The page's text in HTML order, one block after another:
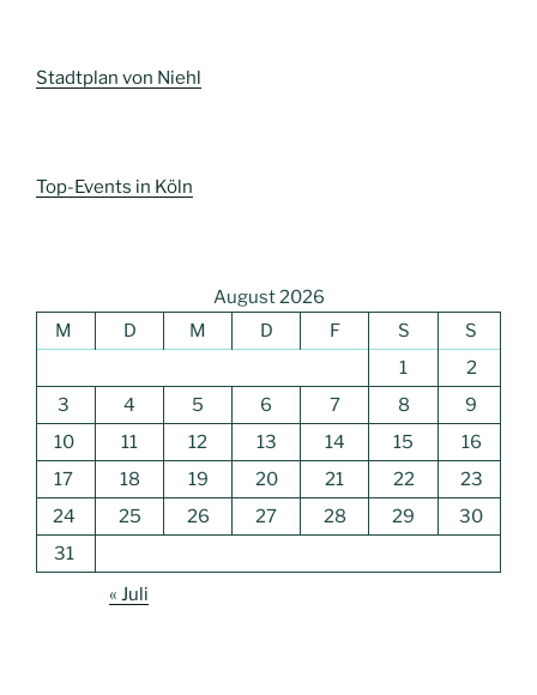
Stadtplan von Niehl
Top-Events in Köln
August 2026
M
D M D F S
S
1
2
3
4 5 6 7 8
9
10
11 12 13 14 15
16
17
18 19 20 21 22
23
24
25 26 27 28 29
30
31
« Juli